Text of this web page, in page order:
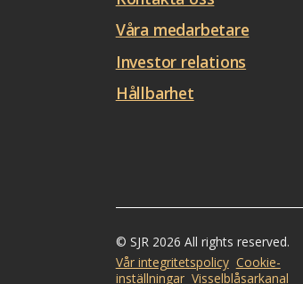
Våra medarbetare
Investor relations
Hållbarhet
© SJR 2026 All rights reserved.
Vår integritetspolicy Cookie-
inställningar Visselblåsarkanal